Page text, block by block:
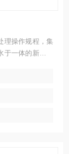
理操作规程，集
一体的新型智
。$n广泛应用
等易挥发项目的